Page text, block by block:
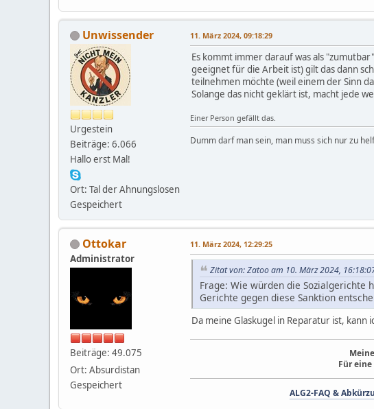
Unwissender
Urgestein
Beiträge: 6.066
Hallo erst Mal!
Ort: Tal der Ahnungslosen
Gespeichert
11. März 2024, 09:18:29
Es kommt immer darauf was als
geeignet für die Arbeit ist) gilt das dann
teilnehmen möchte (weil einem der Sinn
Solange das nicht geklärt ist, macht jede
Einer Person gefällt das.
Dumm darf man sein, man muss sich nur zu
Ottokar
Administrator
Beiträge: 49.075
Ort: Absurdistan
Gespeichert
11. März 2024, 12:29:25
Zitat von: Zatoo am 10. März 2024,
Frage: Wie würden die Sozialgerichte
Gerichte gegen diese Sanktion
Da meine Glaskugel in Reparatur ist,
Für
ALG2-FAQ &